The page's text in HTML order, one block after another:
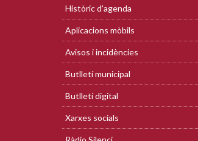
Històric d'agenda
Aplicacions mòbils
Avisos i incidències
Butlletí municipal
Butlletí digital
Xarxes socials